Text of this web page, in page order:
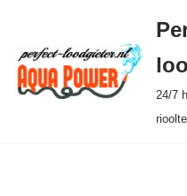
Ga
naar
de
24/7